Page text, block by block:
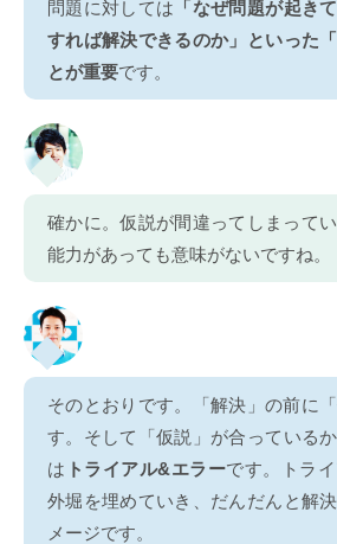
問題に対しては 「なぜ問題が起き
すれば解決できるのか」といった
とが重要です。
確かに。仮説が間違ってしまって
能力があっても意味がないですね。
そのとおりです。「解決」の前に
す。そして「仮説」が合っている
は トライアル&エラーです。トラ
外堀を埋めていき、だんだんと解
メージです。